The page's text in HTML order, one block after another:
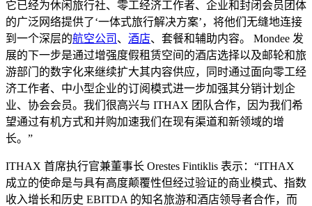
它已经为休闲旅行社、零工经济工作者、企业和封闭会员团体
的广泛网络提供了‘一体式旅行解决方案’，将他们无缝地连接
到一个深层的航空公司 、 酒店、套餐和辅助内容。 Mondee 发
展的下一步是通过增强度假租赁空间的酒店选择以及邮轮和旅
游部门的数字化来继续扩大其内容供应，同时通过面向零工经
济工作者、中小型企业的订阅模式进一步加强其分销计划企
业、协会会员。我们很高兴与 ITHAX 团队合作，因为我们希
望通过有机方式和并购加速我们在现有渠道和新领域的增
长。”
ITHAX 首席执行官兼董事长 Orestes Fintiklis 表示：“ITHAX
成立的使命是与具有高度颠覆性但经过验证的商业模式、指数
收入增长和历史 EBITDA 的知名旅游和酒店领导者合作，而